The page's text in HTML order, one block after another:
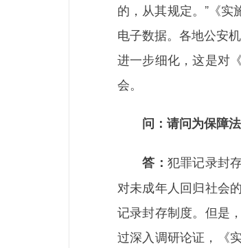
的，从其规定。”《
电子数据。各地公安
进一步细化，这是对
会。
问：请问为保障法
答： 犯罪记录封
对未成年人回归社会
记录封存制度。但是
过深入调研论证，《